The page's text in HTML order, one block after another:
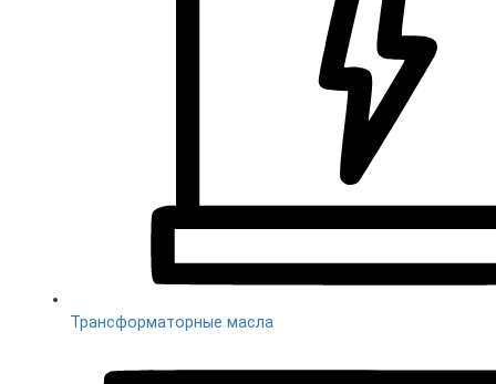
Трансформаторные масла